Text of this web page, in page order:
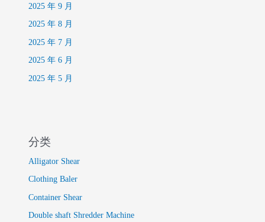
2025 年 9 月
2025 年 8 月
2025 年 7 月
2025 年 6 月
2025 年 5 月
分类
Alligator Shear
Clothing Baler
Container Shear
Double shaft Shredder Machine